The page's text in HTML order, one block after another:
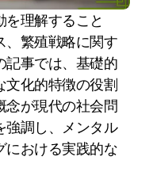
、繁殖戦略に関す
記事では、基礎的
文化的特徴の役割
念が現代の社会問
強調し、メンタル
における実践的な